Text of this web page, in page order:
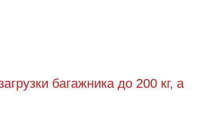
багажника до 200 кг, а